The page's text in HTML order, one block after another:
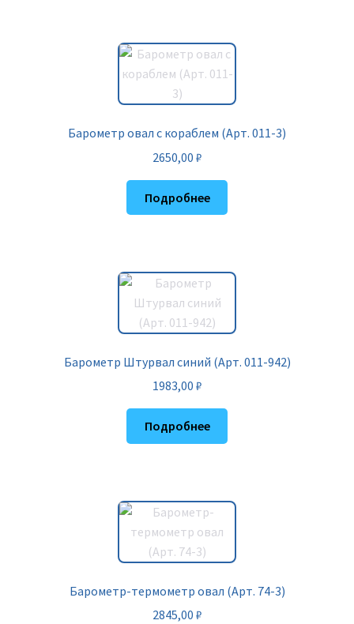
Барометр овал с кораблем (Арт. 011-3)
2650,00 ₽
Подробнее
Барометр Штурвал синий (Арт. 011-942)
1983,00 ₽
Подробнее
Барометр-термометр овал (Арт. 74-3)
2845,00 ₽